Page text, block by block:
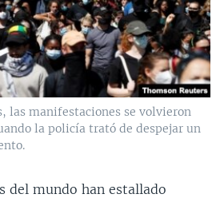
CULTURA
DÍA
las manifestaciones se volvieron
la policía trató de despejar un
del mundo han estallado